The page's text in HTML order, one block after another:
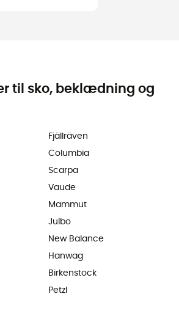
til sko, beklædning og
Fjällräven
Columbia
Scarpa
Vaude
Mammut
Julbo
New Balance
Hanwag
Birkenstock
Petzl